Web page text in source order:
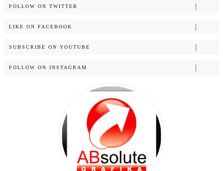
FOLLOW ON TWITTER
LIKE ON FACEBOOK
SUBSCRIBE ON YOUTUBE
FOLLOW ON INSTAGRAM